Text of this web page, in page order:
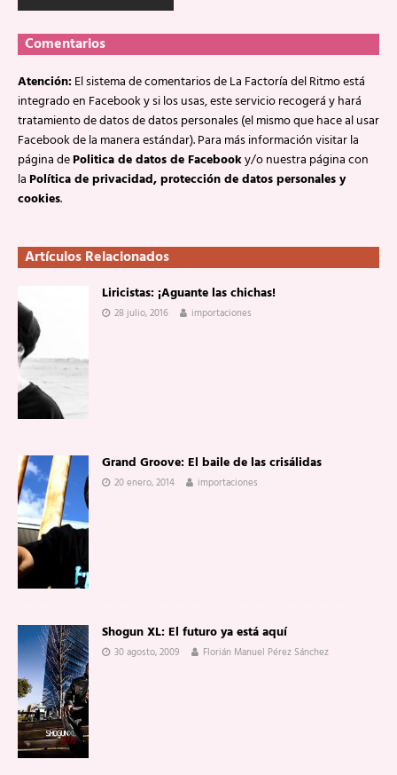
Comentarios
Atención:El sistema de comentarios de La Factoría del Ritmo está
integrado en Facebook y si los usas, este servicio recogerá y hará
tratamiento de datos de datos personales (el mismo que hace al usar
Facebook de la manera estándar). Para más información visitar la
página dePolitica de datos de Facebooky/o nuestra página con
laPolítica de privacidad, protección de datos personales y
cookies.
Artículos Relacionados
Liricistas: ¡Aguante las chichas!
28 julio, 2016 importaciones
Grand Groove: El baile de las crisálidas
20 enero, 2014 importaciones
Shogun XL: El futuro ya está aquí
30 agosto, 2009 Florián Manuel Pérez Sánchez